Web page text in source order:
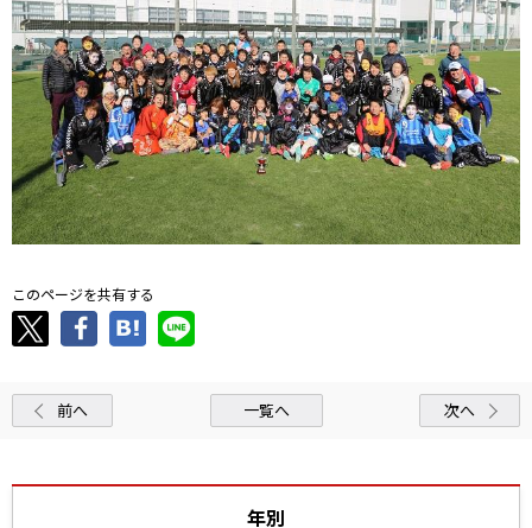
このページを共有する
前へ 一覧へ 次へ
年別